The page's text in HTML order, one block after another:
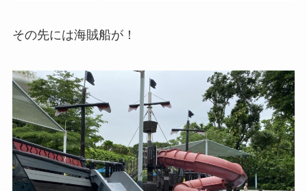
その先には海賊船が！